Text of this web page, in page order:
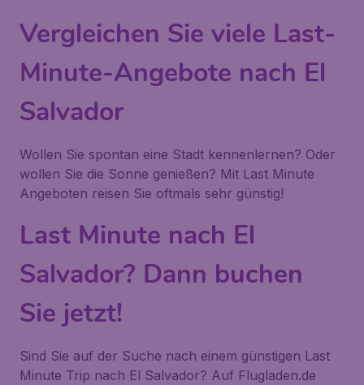
Vergleichen Sie viele Last-
Minute-Angebote nach El
Salvador
Wollen Sie spontan eine Stadt kennenlernen? Oder
wollen Sie die Sonne genießen? Mit Last Minute
Angeboten reisen Sie oftmals sehr günstig!
Last Minute nach El
Salvador? Dann buchen
Sie jetzt!
Sind Sie auf der Suche nach einem günstigen Last
Minute Trip nach El Salvador? Auf Flugladen.de